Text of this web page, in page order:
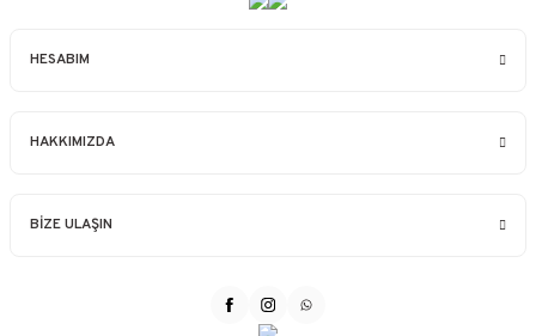
HESABIM
HAKKIMIZDA
BİZE ULAŞIN